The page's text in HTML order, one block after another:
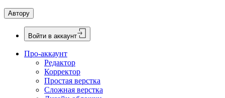
Автору
Войти в аккаунт
Про-аккаунт
Редактор
Корректор
Простая верстка
Сложная верстка